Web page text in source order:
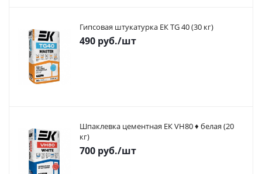
Гипсовая штукатурка ЕК TG 40 (30 кг)
490 руб./шт
Шпаклевка цементная ЕК VH80 ♦ белая (20
кг)
700 руб./шт